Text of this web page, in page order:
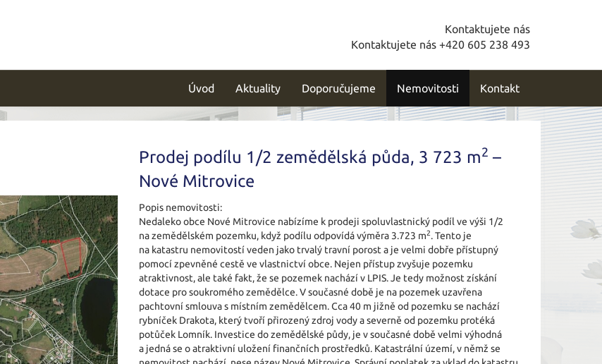
Kontaktujete nás
Kontaktujete nás +420 605 238 493
Úvod Aktuality Doporučujeme Nemovitosti Kontakt
Prodej podílu 1/2 zemědělská půda, 3 723 m2 –
Nové Mitrovice
Popis nemovitosti:
Nedaleko obce Nové Mitrovice nabízíme k prodeji spoluvlastnický podíl ve výši 1/2
na zemědělském pozemku, když podílu odpovídá výměra 3.723 m2. Tento je
na katastru nemovitostí veden jako trvalý travní porost a je velmi dobře přístupný
pomocí zpevněné cestě ve vlastnictví obce. Nejen přístup zvyšuje pozemku
atraktivnost, ale také fakt, že se pozemek nachází v LPIS. Je tedy možnost získání
dotace pro soukromého zemědělce. V současné době je na pozemek uzavřena
pachtovní smlouva s místním zemědělcem. Cca 40 m jižně od pozemku se nachází
rybníček Drakota, který tvoří přirozený zdroj vody a severně od pozemku protéká
potůček Lomník. Investice do zemědělské půdy, je v současné době velmi výhodná
a jedná se o atraktivní uložení finančních prostředků. Katastrální území, v němž se